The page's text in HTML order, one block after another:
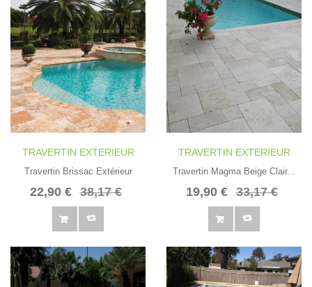
TRAVERTIN EXTERIEUR
Travertin Brissac Extérieur
22,90 € 38,17 €
TRAVERTIN EXTERIEUR
Travertin Magma Beige Clair...
19,90 € 33,17 €